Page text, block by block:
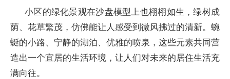
小区的绿化景观在沙盘模型上也栩栩如生，绿树成
荫、花草繁茂，仿佛能让人感受到微风拂过的清新。蜿
蜒的小路、宁静的湖泊、优雅的喷泉，这些元素共同营
造出一个宜居的生活环境，让人们对未来的居住生活充
满向往。